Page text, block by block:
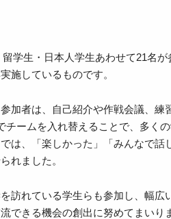
学生・日本人学生あわせて21名が
施しているものです。
加者は、自己紹介や作戦会議、練
ームを入れ替えることで、多く
は、「楽しかった」「みんなで話
れました。
訪れている学生らも参加し、幅広
できる機会の創出に努めてまいり